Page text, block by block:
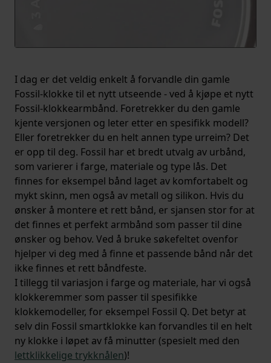
I dag er det veldig enkelt å forvandle din gamle
Fossil-klokke til et nytt utseende - ved å kjøpe et nytt
Fossil-klokkearmbånd. Foretrekker du den gamle
kjente versjonen og leter etter en spesifikk modell?
Eller foretrekker du en helt annen type urreim? Det
er opp til deg. Fossil har et bredt utvalg av urbånd,
som varierer i farge, materiale og type lås. Det
finnes for eksempel bånd laget av komfortabelt og
mykt skinn, men også av metall og silikon. Hvis du
ønsker å montere et rett bånd, er sjansen stor for at
det finnes et perfekt armbånd som passer til dine
ønsker og behov. Ved å bruke søkefeltet ovenfor
hjelper vi deg med å finne et passende bånd når det
ikke finnes et rett båndfeste.
I tillegg til variasjon i farge og materiale, har vi også
klokkeremmer som passer til spesifikke
klokkemodeller, for eksempel Fossil Q. Det betyr at
selv din Fossil smartklokke kan forvandles til en helt
ny klokke i løpet av få minutter (spesielt med den
lettklikkelige trykknålen)!